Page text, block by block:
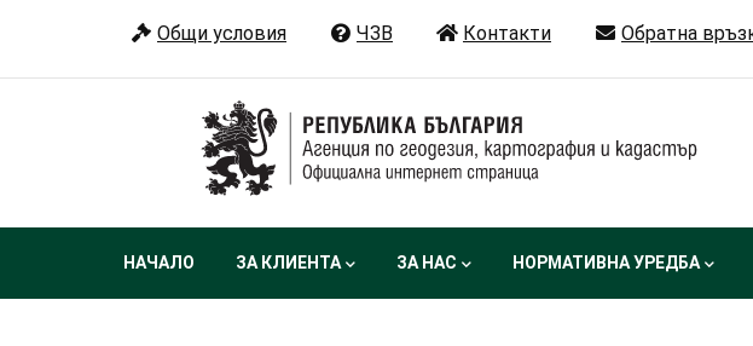
основното
Общи условия ЧЗВ Контакти Обратна
Main
НАЧАЛО ЗА КЛИЕНТА ЗА НАС НОРМАТИВНА УРЕДБА